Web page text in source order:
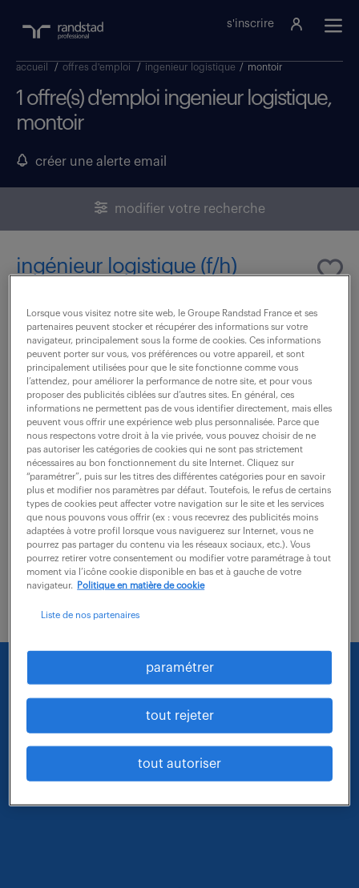
s'inscrire
accueil / offres d'emploi / ingenieur logistique / montoir
1 offre(s) d'emploi ingenieur logistique,
montoir
créer une alerte email
modifier votre recherche
ingénieur logistique (f/h)
Montoir De Bretagne (44)
intérim
6 mois
36 000 € / an
Vos missions consistent à établir l'ensemble des
prévisions en termes de livraisons de blocs complets,
et analyser la charge/capacité associée et à s'assurer
que les besoins en composants sont...
voir l'offre
Nous faisons le maximum pour trouver un emploi
- métier et compétences : ingenieur logistique
Lorsque vous visitez notre site web, le Groupe Randstad France et ses
partenaires peuvent stocker et récupérer des informations sur votre
navigateur, principalement sous la forme de cookies. Ces informations
peuvent porter sur vous, vos préférences ou votre appareil, et sont
principalement utilisées pour que le site fonctionne comme vous
l’attendez, pour améliorer la performance de notre site, et pour vous
proposer des publicités ciblées sur d’autres sites. En général, ces
informations ne permettent pas de vous identifier directement, mais elles
peuvent vous offrir une expérience web plus personnalisée. Parce que
nous respectons votre droit à la vie privée, vous pouvez choisir de ne
pas autoriser les catégories de cookies qui ne sont pas strictement
nécessaires au bon fonctionnement du site Internet. Cliquez sur
“paramétrer”, puis sur les titres des différentes catégories pour en savoir
plus et modifier nos paramètres par défaut. Toutefois, le refus de certains
types de cookies peut affecter votre navigation sur le site et les services
que nous pouvons vous offrir (ex : vous recevrez des publicités moins
adaptées à votre profil lorsque vous naviguerez sur Internet, vous ne
pourrez pas partager du contenu via les réseaux sociaux, etc.). Vous
pourrez retirer votre consentement ou modifier votre paramétrage à tout
moment via l’icône cookie disponible en bas et à gauche de votre
navigateur.
Politique en matière de cookie
Liste de nos partenaires
paramétrer
tout rejeter
tout autoriser